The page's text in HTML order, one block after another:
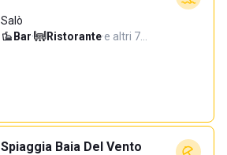
Salò
Bar· Ristorante·e altri 7…
Spiaggia Baia Del Vento